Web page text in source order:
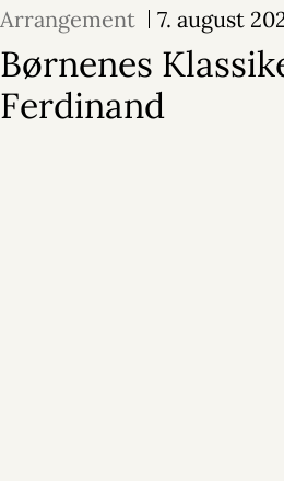
Arrangement 7. august
Børnenes
Ferdinand